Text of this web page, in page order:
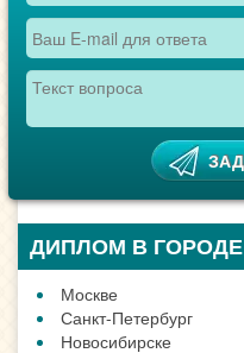
ДИПЛОМ В ГОРОДЕ
Москве
Санкт-Петербург
Новосибирске